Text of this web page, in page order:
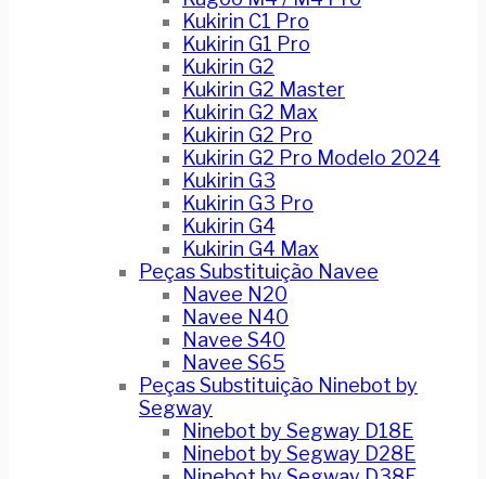
Kukirin C1 Pro
Kukirin G1 Pro
Kukirin G2
Kukirin G2 Master
Kukirin G2 Max
Kukirin G2 Pro
Kukirin G2 Pro Modelo 2024
Kukirin G3
Kukirin G3 Pro
Kukirin G4
Kukirin G4 Max
Peças Substituição Navee
Navee N20
Navee N40
Navee S40
Navee S65
Peças Substituição Ninebot by
Segway
Ninebot by Segway D18E
Ninebot by Segway D28E